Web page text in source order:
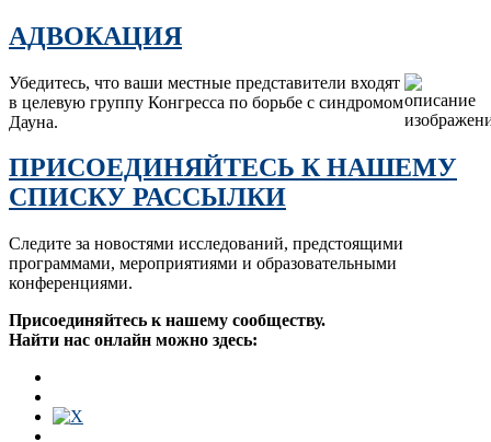
АДВОКАЦИЯ
Убедитесь, что ваши местные представители входят
в целевую группу Конгресса по борьбе с синдромом
Дауна.
ПРИСОЕДИНЯЙТЕСЬ К НАШЕМУ
СПИСКУ РАССЫЛКИ
Следите за новостями исследований, предстоящими
программами, мероприятиями и образовательными
конференциями.
Присоединяйтесь к нашему сообществу.
Найти нас онлайн можно здесь: